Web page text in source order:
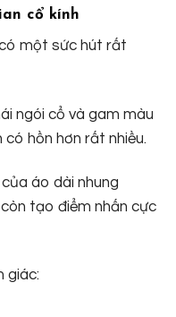
cổ kính
có một sức hút rất
ngói cổ và gam màu
hồn hơn rất nhiều.
áo dài nhung
tạo điểm nhấn cực
giác: